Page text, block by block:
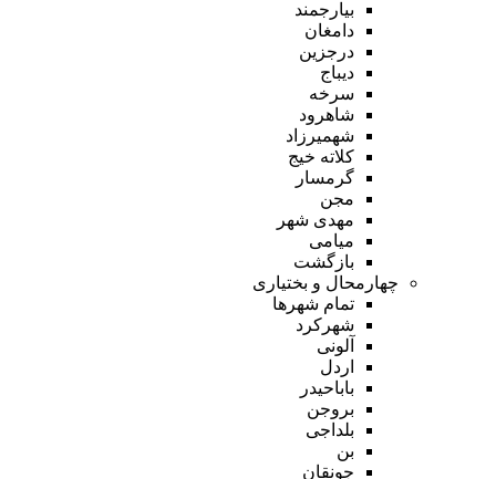
بیارجمند
دامغان
درجزین
دیباج
سرخه
شاهرود
شهمیرزاد
کلاته خیج
گرمسار
مجن
مهدی شهر
میامی
بازگشت
چهارمحال و بختیاری
تمام شهر‌ها
شهرکرد
آلونی
اردل
باباحیدر
بروجن
بلداجی
بن
جونقان